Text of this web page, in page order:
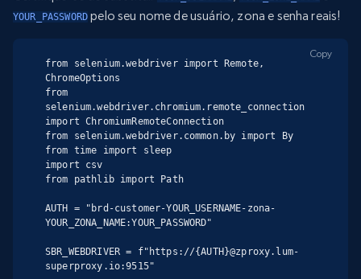
YOUR_PASSWORD pelo seu nome de usuário, zona e senha reais!
from selenium.webdriver import Remote,
ChromeOptions
from
selenium.webdriver.chromium.remote_connection
import ChromiumRemoteConnection
from selenium.webdriver.common.by import By
from time import sleep
import csv
from pathlib import Path
AUTH = "brd-customer-YOUR_USERNAME-zona-
YOUR_ZONA_NAME:YOUR_PASSWORD"
SBR_WEBDRIVER = f"https://{AUTH}@zproxy.lum-
superproxy.io:9515"
Copy